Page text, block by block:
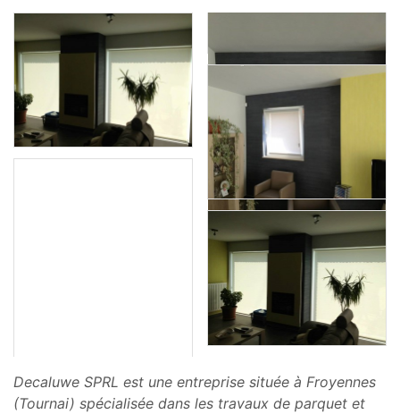
Decaluwe SPRL est une entreprise située à Froyennes
(Tournai) spécialisée dans les travaux de parquet et